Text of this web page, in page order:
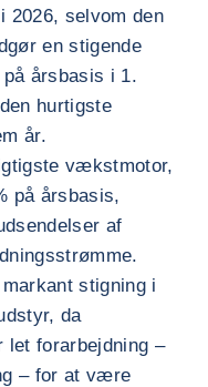
2026, selvom den
en stigende
årsbasis i 1.
hurtigste
år.
vækstmotor,
på årsbasis,
af
stigning i
da
forarbejdning –
– for at være